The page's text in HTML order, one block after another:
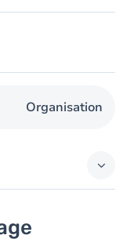
Organisation